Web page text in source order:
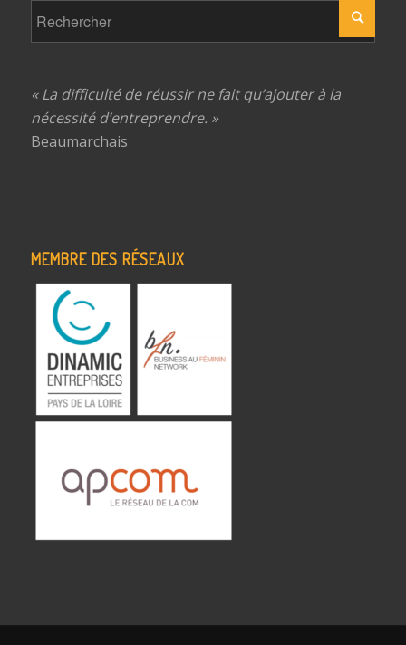
« La difficulté de réussir ne fait qu’ajouter à la
nécessité d’entreprendre. »
Beaumarchais
MEMBRE DES RÉSEAUX